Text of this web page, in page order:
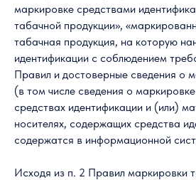
маркировке средствами
табачной продукции»,
табачная продукция, на которую
идентификации с соблюдением
Правил и достоверные сведения о
(в том числе сведения о
средствах идентификации и (или)
носителях, содержащих средства
содержатся в информационной
Исходя из п. 2 Правил маркировки